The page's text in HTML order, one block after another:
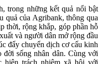
trong những kết quả nổi bật
quả của Agribank, thông qua
thời, rộng khắp, góp phần hỗ
và người dân mở rộng đầu
đẩy chuyển dịch cơ cấu kinh
đời sống nhân dân. Cùng với